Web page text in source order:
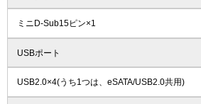
ミニD-Sub15ピン×1
USBポート
USB2.0×4(うち1つは、eSATA/USB2.0共用)